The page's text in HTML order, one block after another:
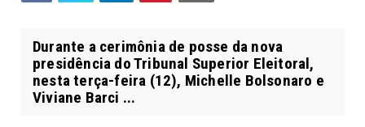
Durante a cerimônia de posse da nova
presidência do Tribunal Superior Eleitoral,
nesta terça-feira (12), Michelle Bolsonaro e
Viviane Barci ...